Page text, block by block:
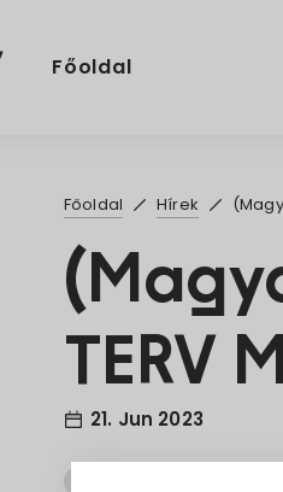
Főoldal
Főoldal Hírek
TERV
21. Jun 2023